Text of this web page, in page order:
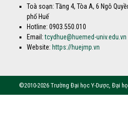
Toà soạn: Tầng 4, Tòa A, 6 Ngô
phố Huế
Hotline: 0903.550.010
Email:tcydhue@huemed-univ.edu.vn
Website: https://huejmp.vn
©2010-2026 Trường Đại học Y-Dược, Đại